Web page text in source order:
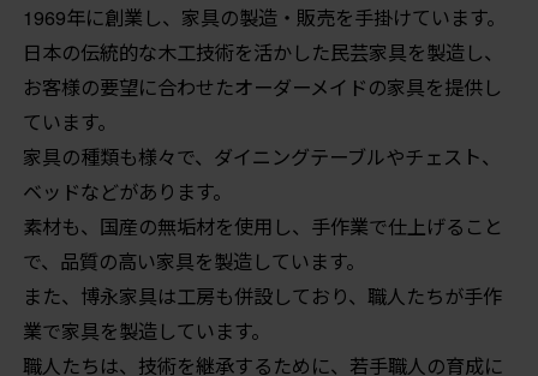
1969年に創業し、家具の製造・販売を手掛けています。
日本の伝統的な木工技術を活かした民芸家具を製造し、
お客様の要望に合わせたオーダーメイドの家具を提供し
ています。
家具の種類も様々で、ダイニングテーブルやチェスト、
ベッドなどがあります。
素材も、国産の無垢材を使用し、手作業で仕上げること
で、品質の高い家具を製造しています。
また、博永家具は工房も併設しており、職人たちが手作
業で家具を製造しています。
職人たちは、技術を継承するために、若手職人の育成に